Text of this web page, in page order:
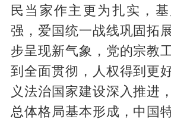
民当家作主更为扎实，
强，爱国统一战线巩固拓
步呈现新气象，党的宗教
到全面贯彻，人权得到更
义法治国家建设深入推进
总体格局基本形成，中国